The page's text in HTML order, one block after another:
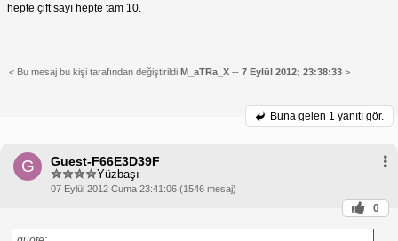
hepte çift sayı hepte tam 10.
< Bu mesaj bu kişi tarafından değiştirildi M_aTRa_X -- 7 Eylül 2012; 23:38:33 >
Buna gelen 1 yanıtı gör.
G Guest-F66E3D39F
Yüzbaşı
07 Eylül 2012 Cuma 23:41:06 (1546 mesaj)
0